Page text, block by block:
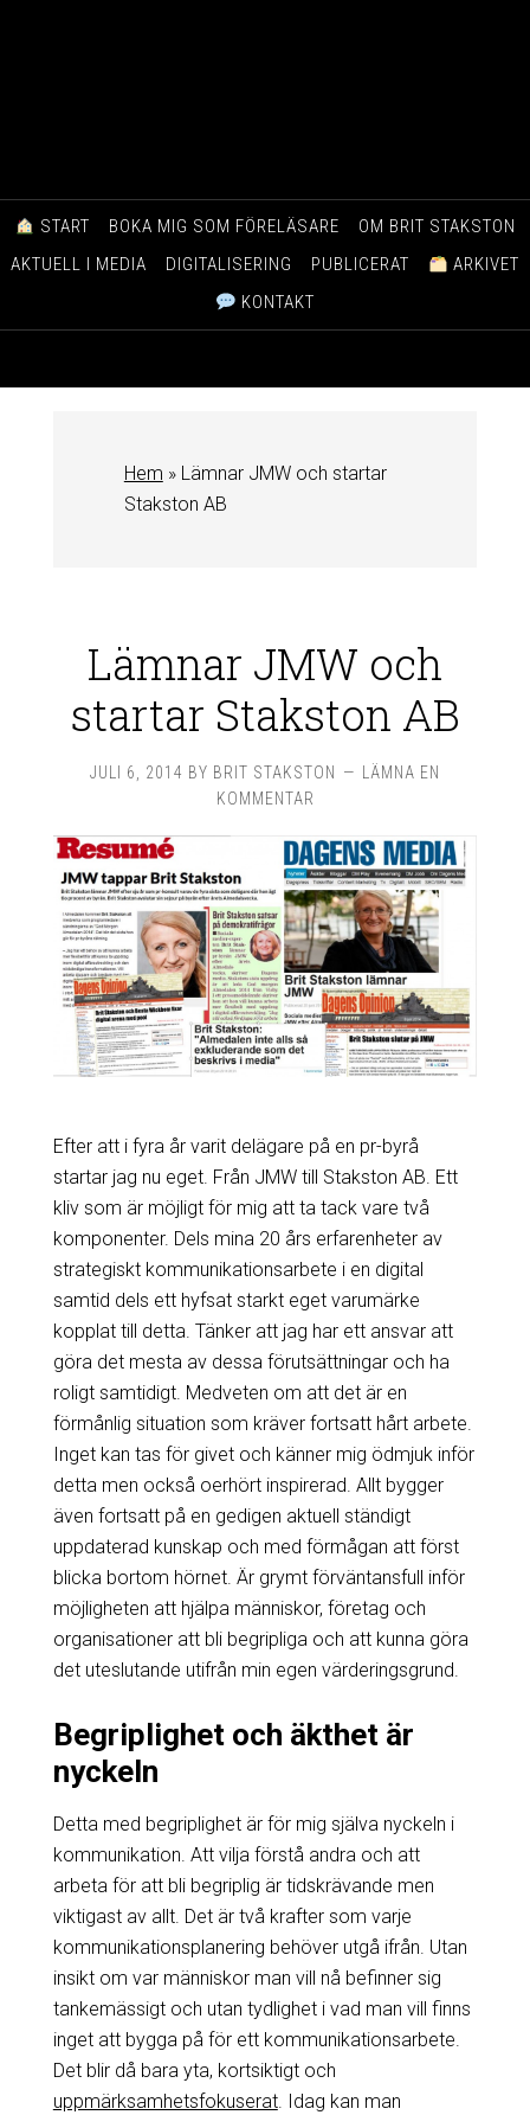
START BOKA MIG SOM FÖRELÄSARE
OM BRIT STAKSTON
AKTUELL I MEDIA
DIGITALISERING PUBLICERAT
ARKIVET
KONTAKT
Hem » Lämnar JMW och startar
Stakston AB
Lämnar JMW och
startar Stakston AB
JULI 6, 2014 BY BRIT STAKSTON
LÄMNA EN
KOMMENTAR
Efter att i fyra år varit delägare på en pr-byrå
startar jag nu eget. Från JMW till Stakston AB. Ett
kliv som är möjligt för mig att ta tack vare två
komponenter. Dels mina 20 års erfarenheter av
strategiskt kommunikationsarbete i en digital
samtid dels ett hyfsat starkt eget varumärke
kopplat till detta. Tänker att jag har ett ansvar att
göra det mesta av dessa förutsättningar och ha
roligt samtidigt. Medveten om att det är en
förmånlig situation som kräver fortsatt hårt arbete.
Inget kan tas för givet och känner mig ödmjuk inför
detta men också oerhört inspirerad. Allt bygger
även fortsatt på en gedigen aktuell ständigt
uppdaterad kunskap och med förmågan att först
blicka bortom hörnet. Är grymt förväntansfull inför
möjligheten att hjälpa människor, företag och
organisationer att bli begripliga och att kunna göra
det uteslutande utifrån min egen värderingsgrund.
Begriplighet och äkthet är
nyckeln
Detta med begriplighet är för mig själva nyckeln i
kommunikation. Att vilja förstå andra och att
arbeta för att bli begriplig är tidskrävande men
viktigast av allt. Det är två krafter som varje
kommunikationsplanering behöver utgå ifrån. Utan
insikt om var människor man vill nå befinner sig
tankemässigt och utan tydlighet i vad man vill finns
inget att bygga på för ett kommunikationsarbete.
Det blir då bara yta, kortsiktigt och
uppmärksamhetsfokuserat. Idag kan man